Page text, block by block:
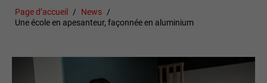
Page d’accueil
News
Une école en apesanteur, façonnée en aluminium